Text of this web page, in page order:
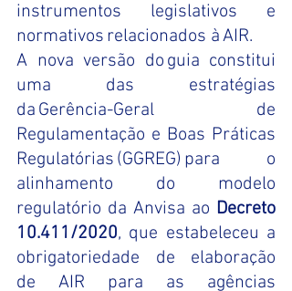
instrumentos legislativos e
normativos relacionados à AIR.
A nova versão do guia constitui
uma das estratégias
da Gerência-Geral de
Regulamentação e Boas Práticas
Regulatórias (GGREG) para o
alinhamento do modelo
regulatório da Anvisa ao Decreto
10.411/2020, que estabeleceu a
obrigatoriedade de elaboração
de AIR para as agências